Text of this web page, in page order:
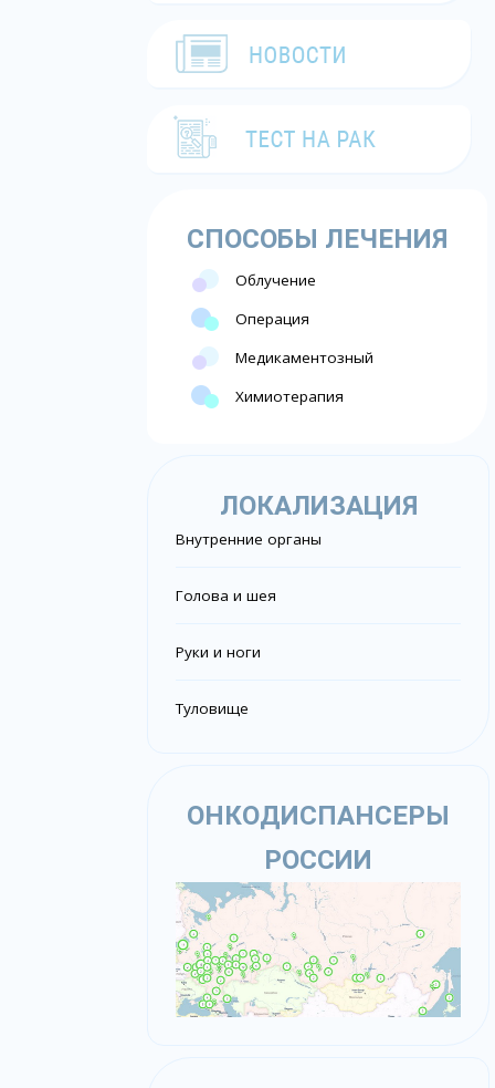
СПОСОБЫ ЛЕЧЕНИЯ
Облучение
Операция
Медикаментозный
Химиотерапия
ЛОКАЛИЗАЦИЯ
Внутренние органы
Голова и шея
Руки и ноги
Туловище
ОНКОДИСПАНСЕРЫ
РОССИИ